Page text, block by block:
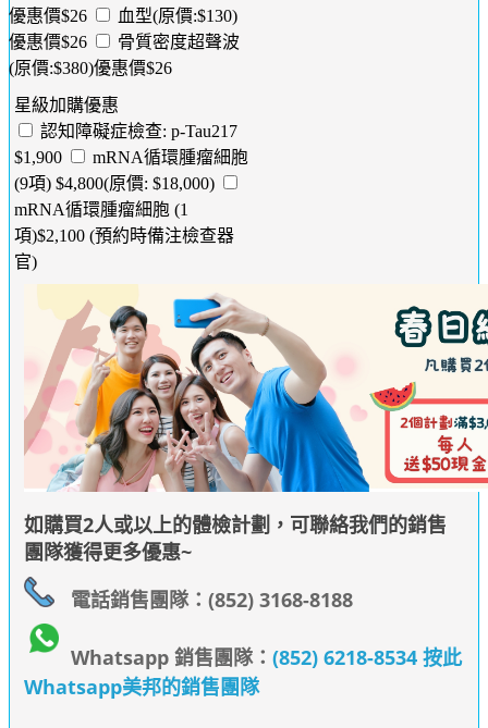
優惠價$26
血型(原價:$130)
優惠價$26
骨質密度超聲波
(原價:$380)優惠價$26
星級加購優惠
認知障礙症檢查: p-Tau217
$1,900
mRNA循環腫瘤細胞
(9項) $4,800(原價: $18,000)
mRNA循環腫瘤細胞 (1
項)$2,100 (預約時備注檢查器
官)
如購買2人或以上的體檢計劃，可聯絡我們的銷售
團隊獲得更多優惠~
電話銷售團隊：(852) 3168-8188
Whatsapp 銷售團隊：(852) 6218-8534 按此
Whatsapp美邦的銷售團隊